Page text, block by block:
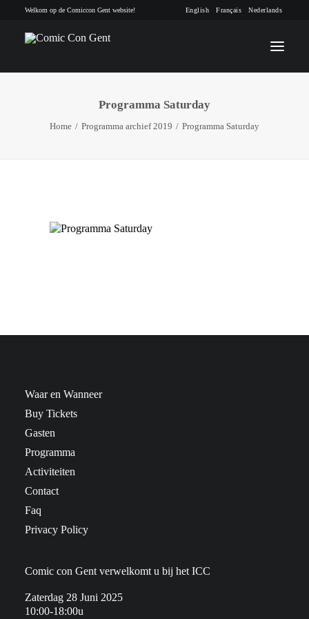
Welkom op de Comiccon Gent website! English Français Nederlands
INFO
CONTACT
Programma Saturday
Home Programma archief 2019 Programma Saturday
Waar en Wanneer
Buy Tickets
Gasten
Programma
Activiteiten
Contact
Faq
Privacy Policy
Comic con Gent verwelkomt u bij het ICC
Zaterdag 28 Juni 2025
10:00-18:00u